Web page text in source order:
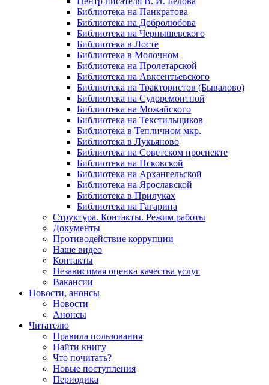
Библиотека на Панкратова
Библиотека на Добролюбова
Библиотека на Чернышевского
Библиотека в Лосте
Библиотека в Молочном
Библиотека на Пролетарской
Библиотека на Авксентьевского
Библиотека на Трактористов (Бывалово)
Библиотека на Судоремонтной
Библиотека на Можайского
Библиотека на Текстильщиков
Библиотека в Тепличном мкр.
Библиотека в Лукьяново
Библиотека на Советском проспекте
Библиотека на Псковской
Библиотека на Архангельской
Библиотека на Ярославской
Библиотека в Прилуках
Библиотека на Гагарина
Структура. Контакты. Режим работы
Документы
Противодействие коррупции
Наше видео
Контакты
Независимая оценка качества услуг
Вакансии
Новости, анонсы
Новости
Анонсы
Читателю
Правила пользования
Найти книгу
Что почитать?
Новые поступления
Периодика